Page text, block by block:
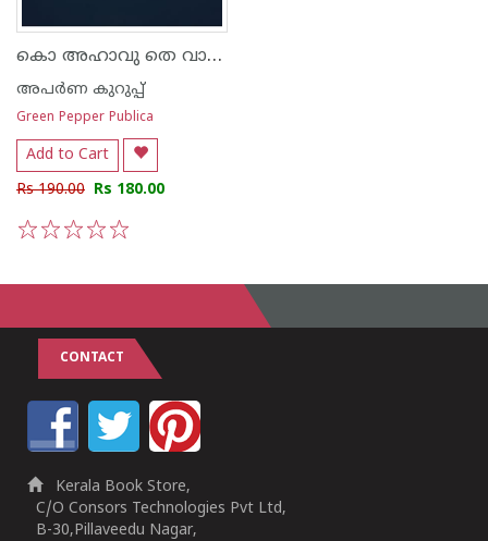
കൊ അഹാവു തെ വായി
അപര്‍ണ കുറുപ്പ്
Green Pepper Publica
Add to Cart
Rs 190.00 Rs 180.00
CONTACT
Kerala Book Store,
C/O Consors Technologies Pvt Ltd,
B-30,Pillaveedu Nagar,